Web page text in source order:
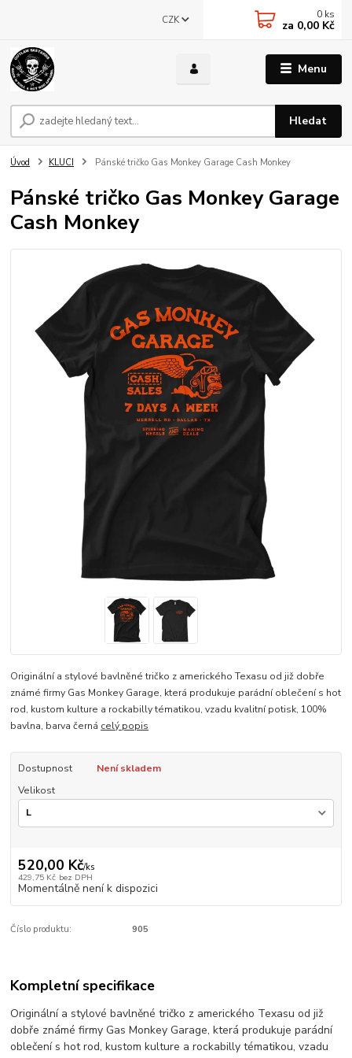
Menu
CZK
Hledat
0 ks
za 0,00 Kč
Úvod KLUCI Pánské tričko Gas Monkey Garage Cash Monkey
Pánské tričko Gas Monkey Garage
Cash Monkey
Originální a stylové bavlněné tričko z amerického Texasu od již dobře
známé firmy Gas Monkey Garage, která produkuje parádní oblečení s hot
rod, kustom kulture a rockabilly tématikou, vzadu kvalitní potisk, 100%
bavlna, barva černá celý popis
Dostupnost
Není skladem
Velikost
520,00 Kč/ks
429,75 Kč bez DPH
Momentálně není k dispozici
Číslo produktu: 905
Kompletní specifikace
Originální a stylové bavlněné tričko z amerického Texasu od již
dobře známé firmy Gas Monkey Garage, která produkuje parádní
oblečení s hot rod, kustom kulture a rockabilly tématikou, vzadu